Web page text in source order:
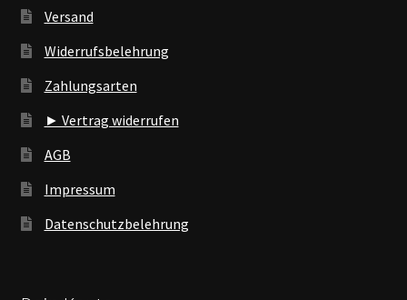
Versand
Widerrufsbelehrung
Zahlungsarten
► Vertrag widerrufen
AGB
Impressum
Datenschutzbelehrung